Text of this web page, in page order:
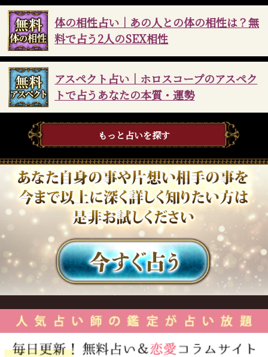
体の相性占い｜あの人との体の相性は？無
料で占う2人のSEX相性
アスペクト占い｜ホロスコープのアスペク
トで占うあなたの本質・運勢
もっと占いを探す